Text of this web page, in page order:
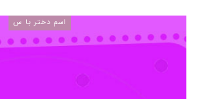
اسم دختر با س